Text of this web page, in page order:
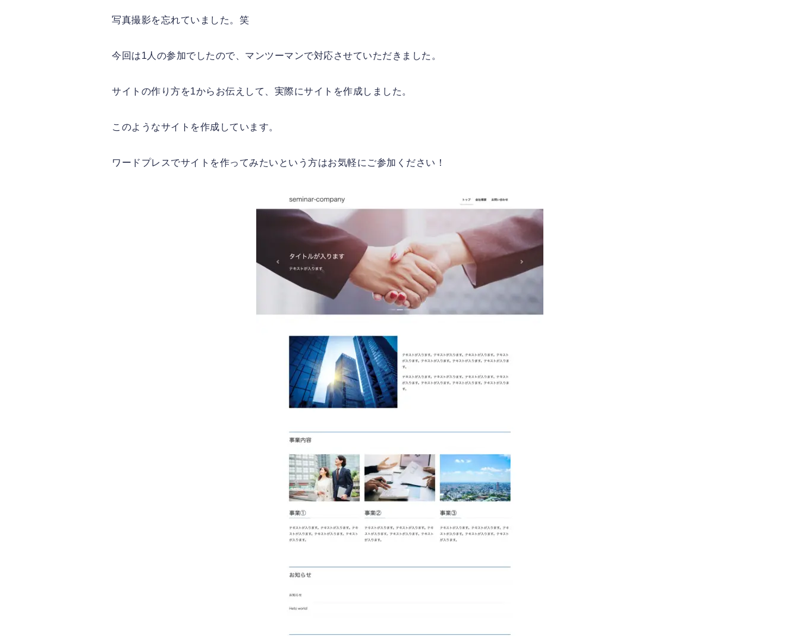
写真撮影を忘れていました。笑
今回は1人の参加でしたので、マンツーマンで対応させていただきました。
サイトの作り方を1からお伝えして、実際にサイトを作成しました。
このようなサイトを作成しています。
ワードプレスでサイトを作ってみたいという方はお気軽にご参加ください！